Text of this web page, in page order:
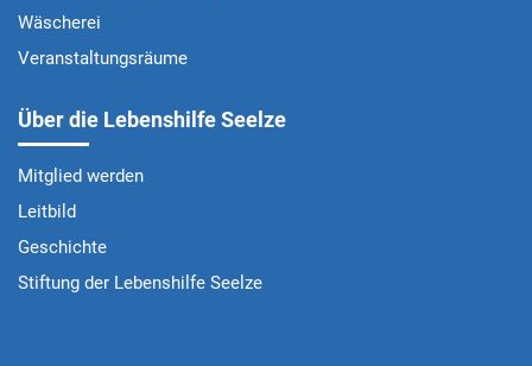
Wäscherei
Veranstaltungsräume
Über die Lebenshilfe Seelze
Mitglied werden
Leitbild
Geschichte
Stiftung der Lebenshilfe Seelze